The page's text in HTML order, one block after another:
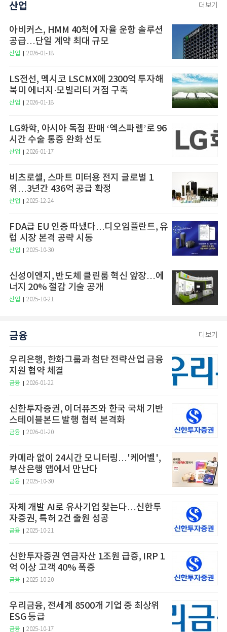
산업 더보기
아비커스, HMM 40척에 자율 운항 솔루션
공급…단일 계약 최대 규모
산업 2026-01-18
LS전선, 멕시코 LSCMX에 2300억 투자해
북미 에너지·모빌리티 거점 구축
산업 2026-01-18
LG화학, 아시아 독점 판매 ‘엑스파렐’로 96
시간 수술 통증 완화 선도
산업 2026-01-17
비츠로셀, 스마트 미터용 전지 글로벌 1
위…3년간 436억 공급 확정
산업 2025-12-24
FDA급 EU 인증 따냈다…디오임플란트, 유
럽 시장 본격 공략 시동
산업 2025-10-30
신성이엔지, 반도체 클린룸 혁신 앞장…에
너지 20% 절감 기술 공개
산업 2025-10-21
금융 더보기
우리은행, 한화그룹과 첨단 전략산업 금융
지원 협약 체결
금융 2026-01-22
신한투자증권, 이더퓨즈와 한국 국채 기반
스테이블본드 발행 협력 본격화
금융 2026-01-20
카메라 없이 24시간 모니터링…'케어벨',
부산은행 앱에서 만난다
금융 2025-10-30
자체 개발 AI로 유사기업 찾는다…신한투
자증권, 특허 2건 출원 성공
금융 2025-10-21
신한투자증권 연금자산 1조원 급증, IRP 1
억 이상 고객 40% 폭증
금융 2025-10-20
우리금융, 전세계 8500개 기업 중 최상위
ESG 등급
금융 2025-10-17